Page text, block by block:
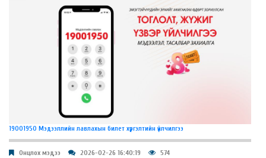
19001950 Мэдээллийн лавлахын билет хүргэлтийн үйлчилгээ
Онцлох мэдээ 2026-02-26 16:40:19 574